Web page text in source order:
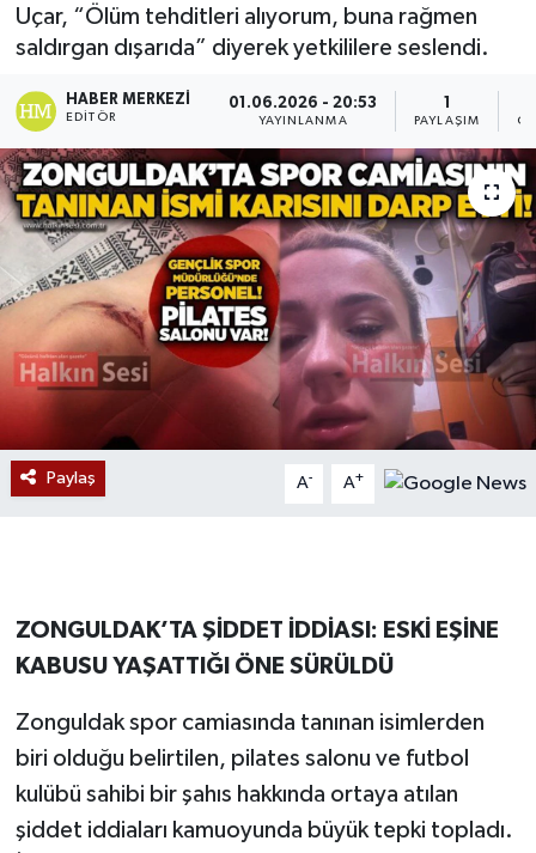
Uçar, “Ölüm tehditleri alıyorum, buna rağmen
saldırgan dışarıda” diyerek yetkililere seslendi.
HABER MERKEZI
EDITÖR
01.06.2026 - 20:53
YAYINLANMA
1
PAYLAŞIM
Paylaş A- A+
ZONGULDAK’TA ŞİDDET İDDİASI: ESKİ EŞİNE
KABUSU YAŞATTIĞI ÖNE SÜRÜLDÜ
Zonguldak spor camiasında tanınan isimlerden
biri olduğu belirtilen, pilates salonu ve futbol
kulübü sahibi bir şahıs hakkında ortaya atılan
şiddet iddiaları kamuoyunda büyük tepki topladı.
ÇEVRE
BİLİM VE TEKNOLOJİ
DUNYA
Düzce
Eğitim
Ekonomi
Genel
Kültür - Sanat
MAGAZİN